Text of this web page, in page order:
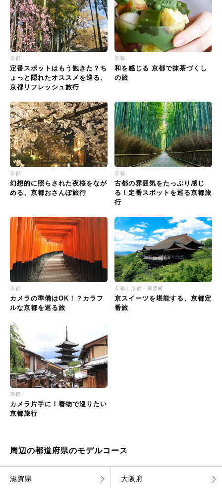
京都
定番スポットはもう飽きた？ち
ょっと隠れたオススメを巡る、
京都リフレッシュ旅行
京都
和を感じる 京都で抹茶づくし
の旅
京都
幻想的に照らされた夜桜をなが
める、京都おさんぽ旅行
京都
古都の雰囲気をたっぷり感じ
る！定番スポットを巡る京都旅
行
京都
カメラの準備はOK！？カラフ
ルな京都を巡る旅
京都｜京都・河原町
京スイーツを堪能する、京都定
番旅
京都
カメラ片手に！着物で巡りたい
京都旅行
周辺の都道府県のモデルコース
滋賀県 大阪府